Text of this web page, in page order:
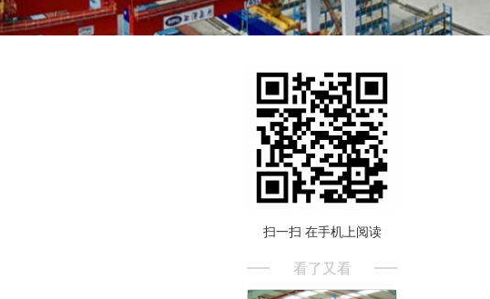
扫一扫 在手机上阅读
看了又看